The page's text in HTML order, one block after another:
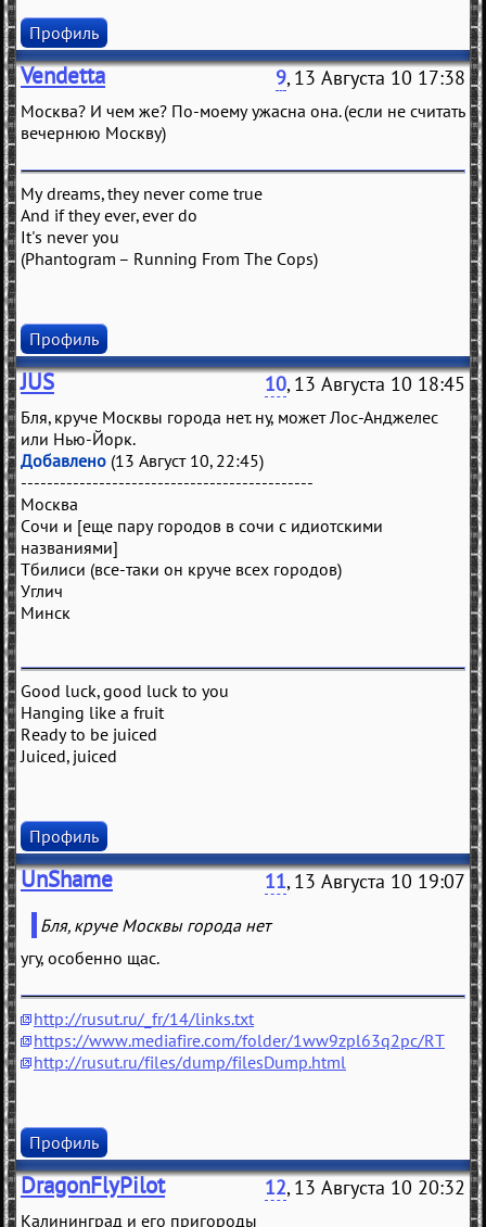
Профиль
Vendetta 9, 13 Августа 10 17:38
Москва? И чем же? По-моему ужасна она. (если не считать
вечернюю Москву)
My dreams, they never come true
And if they ever, ever do
It's never you
(Phantogram – Running From The Cops)
Профиль
JUS 10, 13 Августа 10 18:45
Бля, круче Москвы города нет. ну, может Лос-Анджелес
или Нью-Йорк.
Добавлено (13 Август 10, 22:45)
---------------------------------------------
Москва
Сочи и [еще пару городов в сочи с идиотскими
названиями]
Тбилиси (все-таки он круче всех городов)
Углич
Минск
Good luck, good luck to you
Hanging like a fruit
Ready to be juiced
Juiced, juiced
Профиль
UnShame 11, 13 Августа 10 19:07
Бля, круче Москвы города нет
угу, особенно щас.
http://rusut.ru/_fr/14/links.txt
https://www.mediafire.com/folder/1ww9zpl63q2pc/RT
http://rusut.ru/files/dump/filesDump.html
Профиль
DragonFlyPilot 12, 13 Августа 10 20:32
Калининград и его пригороды